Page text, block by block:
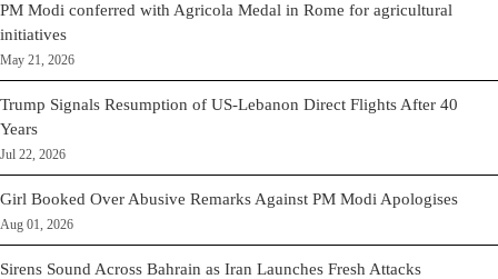
PM Modi conferred with Agricola Medal in Rome for agricultural
initiatives
May 21, 2026
Trump Signals Resumption of US-Lebanon Direct Flights After 40
Years
Jul 22, 2026
Girl Booked Over Abusive Remarks Against PM Modi Apologises
Aug 01, 2026
Sirens Sound Across Bahrain as Iran Launches Fresh Attacks